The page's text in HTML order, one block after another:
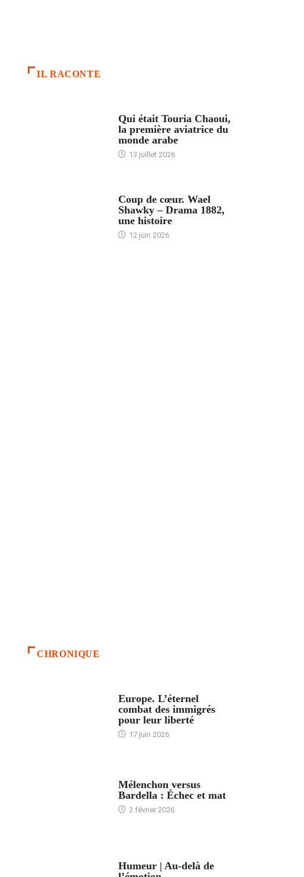
IL RACONTE
Qui était Touria Chaoui,
la première aviatrice du
monde arabe
13 juillet 2026
Coup de cœur. Wael
Shawky – Drama 1882,
une histoire
12 juin 2026
CHRONIQUE
Europe. L’éternel
combat des immigrés
pour leur liberté
17 juin 2026
Mélenchon versus
Bardella : Échec et mat
2 février 2026
Humeur | Au-delà de